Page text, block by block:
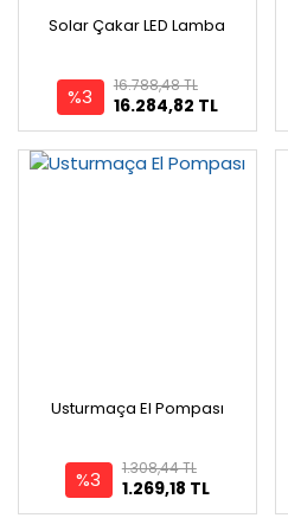
Solar Çakar LED Lamba
%3 16.284,82 TL
16.788,48 TL
Usturmaça El Pompası
%3 1.269,18 TL
1.308,44 TL